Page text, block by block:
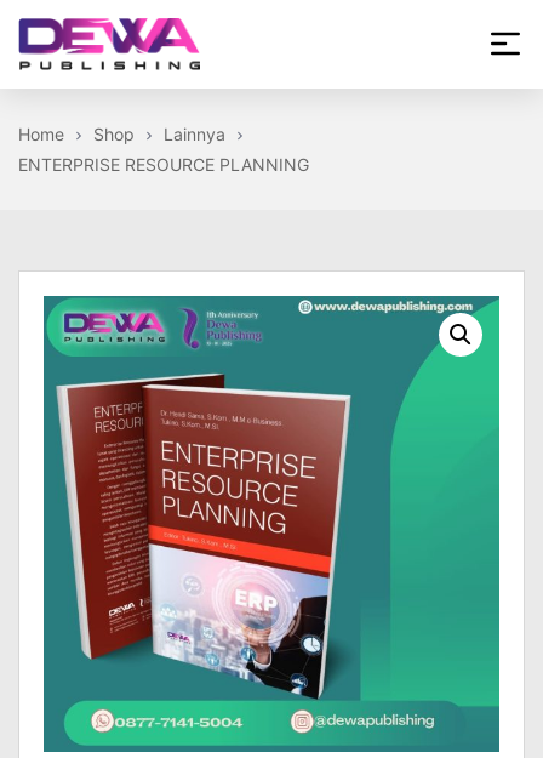
Skip
theDewa
Home
Shop
Lainnya
ENTERPRISE RESOURCE PLANNING